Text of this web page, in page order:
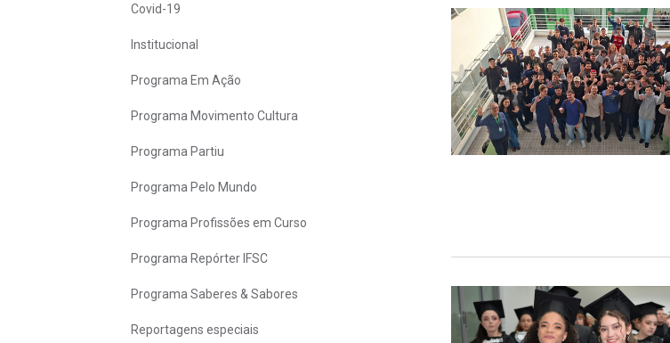
Covid-19
Institucional
Programa Em Ação
Programa Movimento Cultura
Programa Partiu
Programa Pelo Mundo
Programa Profissões em Curso
Programa Repórter IFSC
Programa Saberes & Sabores
Reportagens especiais